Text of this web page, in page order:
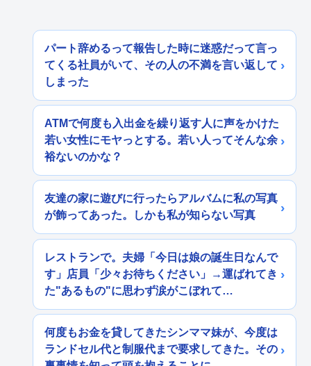
パート辞めるって報告した時に迷惑だって言っ
てくる社員がいて、その人の不満を言い返して
しまった
ATMで何度も入出金を繰り返す人に声をかけた
若い女性にモヤっとする。若い人ってそんな余
裕ないのかな？
友達の家に遊びに行ったらアルバムに私の写真
が飾ってあった。しかも私が知らない写真
レストランで。夫婦「今日は娘の誕生日なんで
す」店員「少々お待ちください」→運ばれてき
た"あるもの"に思わず涙がこぼれて…
何度もお金を貸してきたシンママ妹が、今度は
ランドセル代と制服代まで要求してきた。その